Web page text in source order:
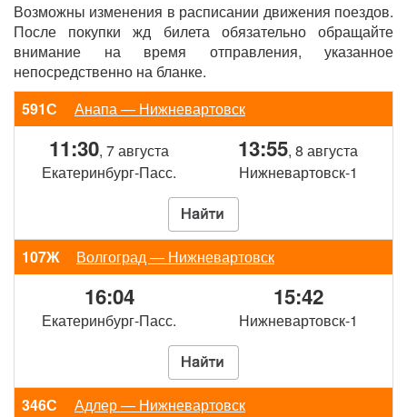
Возможны изменения в расписании движения поездов.
После покупки жд билета обязательно обращайте
внимание на время отправления, указанное
непосредственно на бланке.
591С
Анапа — Нижневартовск
11:30, 7 августа
Екатеринбург-Пасс.
13:55, 8 августа
Нижневартовск-1
107Ж Волгоград — Нижневартовск
16:04
Екатеринбург-Пасс.
15:42
Нижневартовск-1
346С Адлер — Нижневартовск